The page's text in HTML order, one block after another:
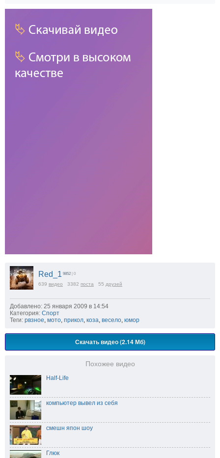
Red_1 9852 | 0
639 видео 3382 поста 55 друзей
Добавлено: 25 января 2009 в 14:54
Категория: Спорт
Теги: рвзное мото прикол коза весело юмор
Скачать видео (2.14 Мб)
Похожее видео
Half-Life
компьютер вывел из себя
смешн япон шоу
Глюк